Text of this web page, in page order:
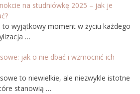
na studniówkę 2025 – jak je
to wyjątkowy moment w życiu każdego
…
jak o nie dbać i wzmocnić ich
to niewielkie, ale niezwykle istotne
stanowią …